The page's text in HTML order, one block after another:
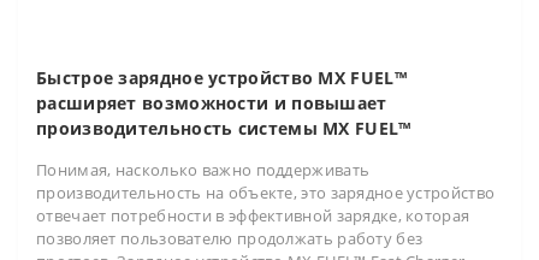
Быстрое зарядное устройство MX FUEL™
расширяет возможности и повышает
производительность системы MX FUEL™
Понимая, насколько важно поддерживать
производительность на объекте, это зарядное устройство
отвечает потребности в эффективной зарядке, которая
позволяет пользователю продолжать работу без